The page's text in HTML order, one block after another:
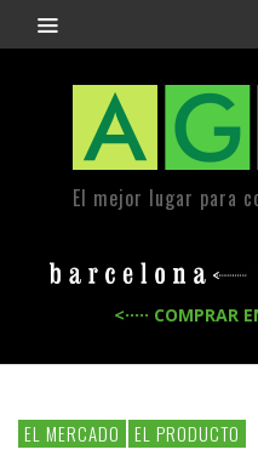
El mejor lugar para
<····· COMPRAR
EL MERCADO EL PRODUCTO